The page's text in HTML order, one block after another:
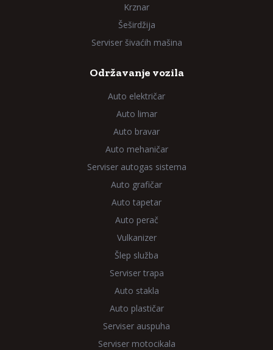
Krznar
Šeširdžija
Serviser šivaćih mašina
Održavanje vozila
Auto električar
Auto limar
Auto bravar
Auto mehaničar
Serviser autogas sistema
Auto grafičar
Auto tapetar
Auto perač
Vulkanizer
Šlep služba
Serviser trapa
Auto stakla
Auto plastičar
Serviser auspuha
Serviser motocikala